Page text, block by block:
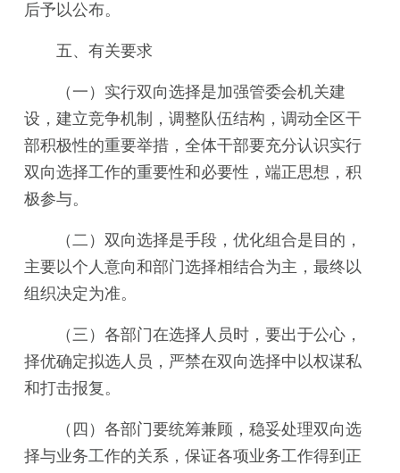
后予以公布。
五、有关要求
（一）实行双向选择是加强管委会机关建
设，建立竞争机制，调整队伍结构，调动全区干
部积极性的重要举措，全体干部要充分认识实行
双向选择工作的重要性和必要性，端正思想，积
极参与。
（二）双向选择是手段，优化组合是目的，
主要以个人意向和部门选择相结合为主，最终以
组织决定为准。
（三）各部门在选择人员时，要出于公心，
择优确定拟选人员，严禁在双向选择中以权谋私
和打击报复。
（四）各部门要统筹兼顾，稳妥处理双向选
择与业务工作的关系，保证各项业务工作得到正